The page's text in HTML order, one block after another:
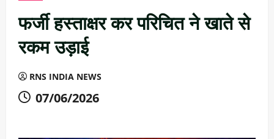
फर्जी हस्ताक्षर कर परिचित ने खाते से
रकम उड़ाई
RNS INDIA NEWS
07/06/2026